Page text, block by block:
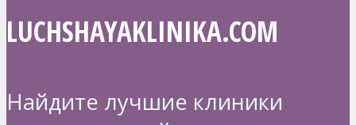
LUCHSHAYAKLINIKA.COM
Найдите лучшие клиники